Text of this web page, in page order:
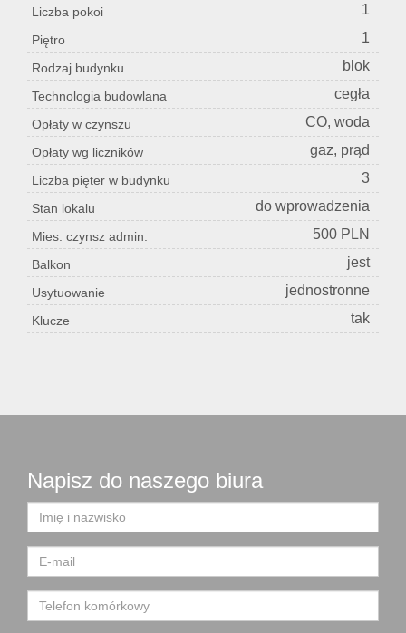
Liczba pokoi 1
Piętro 1
Rodzaj budynku blok
Technologia budowlana cegła
Opłaty w czynszu CO, woda
Opłaty wg liczników gaz, prąd
Liczba pięter w budynku 3
Stan lokalu do wprowadzenia
Mies. czynsz admin. 500 PLN
Balkon jest
Usytuowanie jednostronne
Klucze tak
Napisz do naszego biura